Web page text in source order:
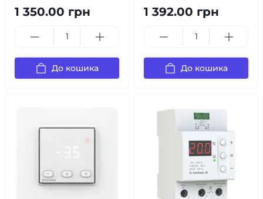
1 350.00 грн
До кошика
1 392.00 грн
До кошика